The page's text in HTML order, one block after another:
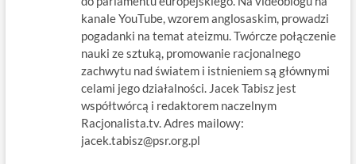
kanale YouTube, wzorem anglosaskim, prowadzi
pogadanki na temat ateizmu. Twórcze połączenie
nauki ze sztuką, promowanie racjonalnego
zachwytu nad światem i istnieniem są głównymi
celami jego działalności. Jacek Tabisz jest
współtwórcą i redaktorem naczelnym
Racjonalista.tv. Adres mailowy:
jacek.tabisz@psr.org.pl